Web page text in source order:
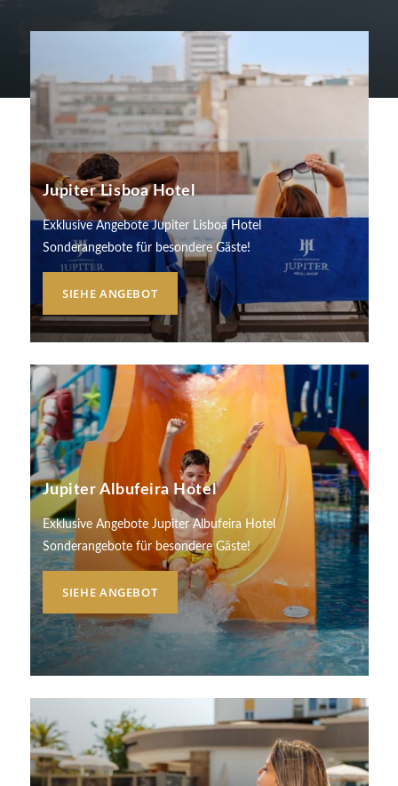
Jupiter Lisboa Hotel
Exklusive Angebote Jupiter Lisboa Hotel
Sonderangebote für besondere Gäste!
SIEHE ANGEBOT
Jupiter Albufeira Hotel
Exklusive Angebote Jupiter Albufeira Hotel
Sonderangebote für besondere Gäste!
SIEHE ANGEBOT
ÜBER UNS
HOTELS
EXKLUSIVE PROMOTIONEN
REISEZIELE
VERANSTALTUNGEN & TAGUNGEN
KONTAKT
NACHRICHTEN
NACHHALTIGKEIT
ANKUNFT
NÄCHTE
BUCHEN SIE